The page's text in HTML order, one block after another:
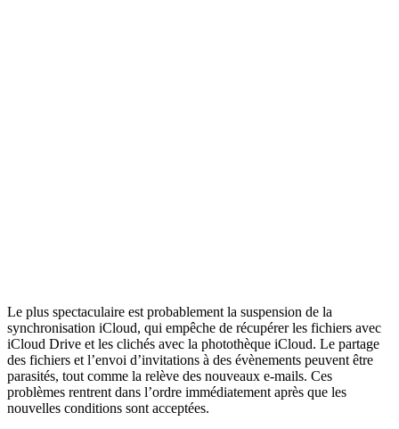
Le plus spectaculaire est probablement la suspension de la
synchronisation iCloud, qui empêche de récupérer les fichiers avec
iCloud Drive et les clichés avec la photothèque iCloud. Le partage
des fichiers et l’envoi d’invitations à des évènements peuvent être
parasités, tout comme la relève des nouveaux e-mails. Ces
problèmes rentrent dans l’ordre immédiatement après que les
nouvelles conditions sont acceptées.